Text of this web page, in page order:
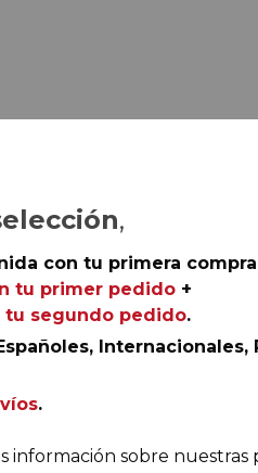
,
con tu primera
tu primer pedido+
segundo pedido.
Internacionales,
.
información sobre nuestras